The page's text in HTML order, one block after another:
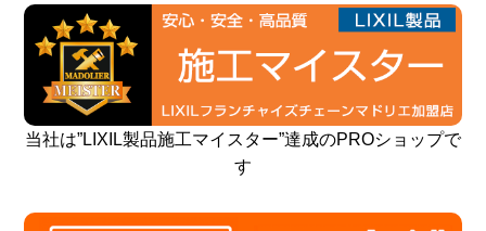
当社は”LIXIL製品施工マイスター”達成のPROショップで
す